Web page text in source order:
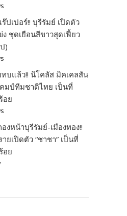
ปเปอร์!! บุรีรัมย์ เปิดตัว
ชุดเยือนสีขาวสุดเฟี้ยว
)
บแล้ว!! นิโคลัส มิคเคลสัน
มป์ทีมชาติไทย เป็นที่
อย
งหน้าบุรีรัมย์-เมืองทอง!!
ายเปิดตัว “ชาชา” เป็นที่
อย